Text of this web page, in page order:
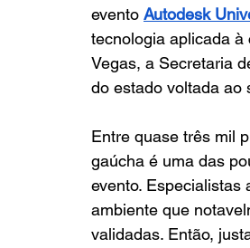
evento Autodesk
tecnologia aplicada
Vegas, a Secretaria
do estado voltada ao
Entre quase três mil
gaúcha é uma das
evento. Especialistas
ambiente que
validadas. Então,